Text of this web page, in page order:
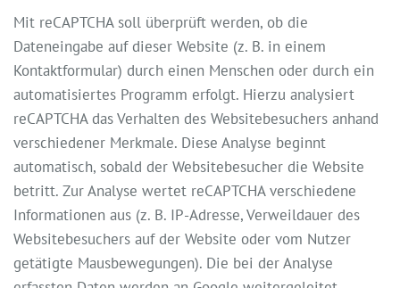
Mit reCAPTCHA soll überprüft werden, ob die
Dateneingabe auf dieser Website (z. B. in einem
Kontaktformular) durch einen Menschen oder durch ein
automatisiertes Programm erfolgt. Hierzu analysiert
reCAPTCHA das Verhalten des Websitebesuchers anhand
verschiedener Merkmale. Diese Analyse beginnt
automatisch, sobald der Websitebesucher die Website
betritt. Zur Analyse wertet reCAPTCHA verschiedene
Informationen aus (z. B. IP-Adresse, Verweildauer des
Websitebesuchers auf der Website oder vom Nutzer
getätigte Mausbewegungen). Die bei der Analyse